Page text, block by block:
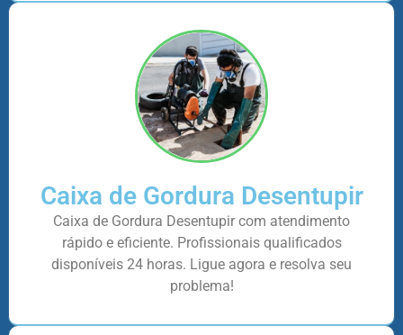
Caixa de Gordura Desentupir
Caixa de Gordura Desentupir com atendimento
rápido e eficiente. Profissionais qualificados
disponíveis 24 horas. Ligue agora e resolva seu
problema!